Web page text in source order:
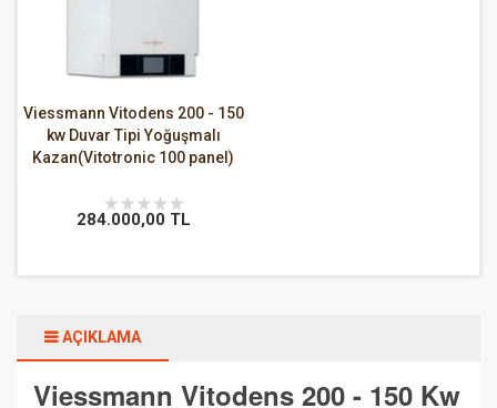
Viessmann Vitodens 200 - 150
kw Duvar Tipi Yoğuşmalı
Kazan(Vitotronic 100 panel)
284.000,00 TL
AÇIKLAMA
Viessmann Vitodens 200 - 150 Kw